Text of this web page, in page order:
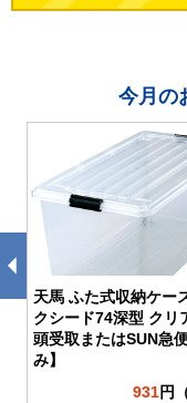
今月の
天馬 ふた式収納ケー
クシード74深型 クリ
頭受取またはSUN急
み】
931円